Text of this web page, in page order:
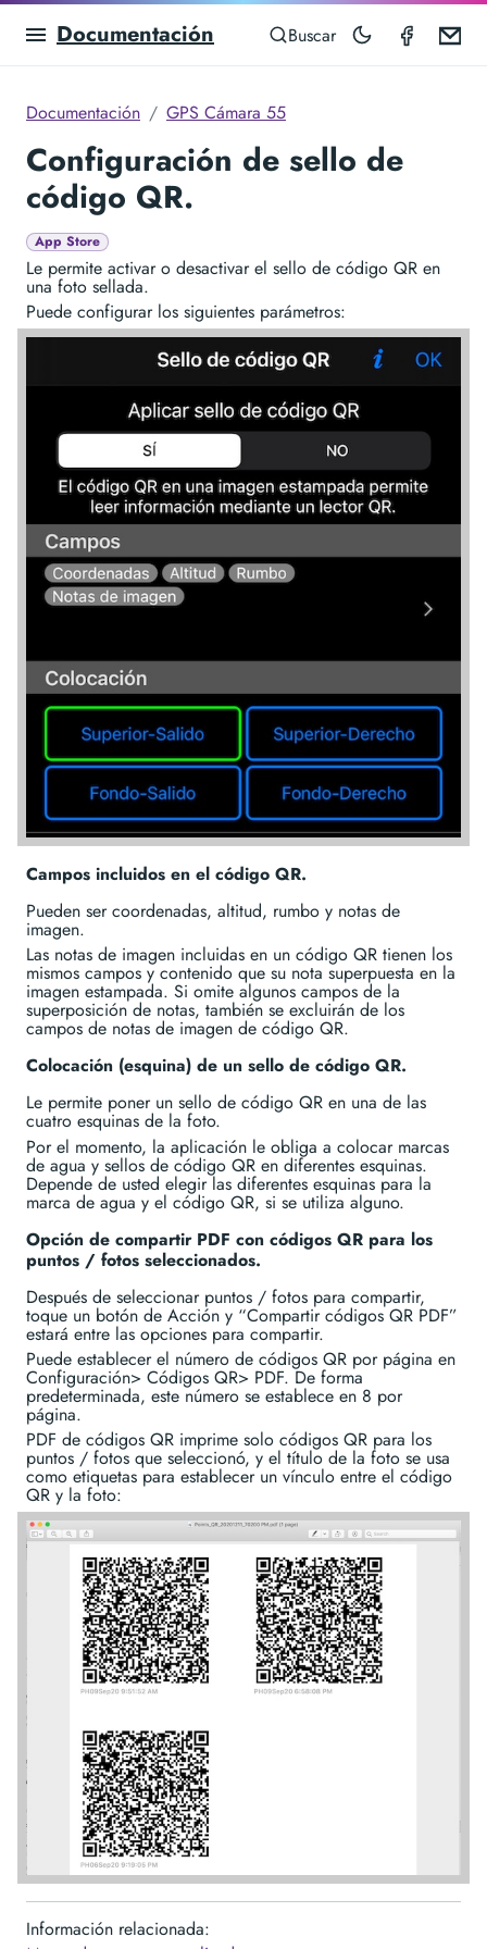
Documentación Buscar GPS
Documentación GPS Cámara 55
Configuración de sello de
código QR.
App Store
Le permite activar o desactivar el sello de código QR en
una foto sellada.
Puede configurar los siguientes parámetros:
Campos incluidos en el código QR.
Pueden ser coordenadas, altitud, rumbo y notas de
imagen.
Las notas de imagen incluidas en un código QR tienen los
mismos campos y contenido que su nota superpuesta en la
imagen estampada. Si omite algunos campos de la
superposición de notas, también se excluirán de los
campos de notas de imagen de código QR.
Colocación (esquina) de un sello de código QR.
Le permite poner un sello de código QR en una de las
cuatro esquinas de la foto.
Por el momento, la aplicación le obliga a colocar marcas
de agua y sellos de código QR en diferentes esquinas.
Depende de usted elegir las diferentes esquinas para la
marca de agua y el código QR, si se utiliza alguno.
Opción de compartir PDF con códigos QR para los
puntos / fotos seleccionados.
Después de seleccionar puntos / fotos para compartir,
toque un botón de Acción y “Compartir códigos QR PDF”
estará entre las opciones para compartir.
Puede establecer el número de códigos QR por página en
Configuración> Códigos QR> PDF. De forma
predeterminada, este número se establece en 8 por
página.
PDF de códigos QR imprime solo códigos QR para los
puntos / fotos que seleccionó, y el título de la foto se usa
como etiquetas para establecer un vínculo entre el código
QR y la foto:
Información relacionada: